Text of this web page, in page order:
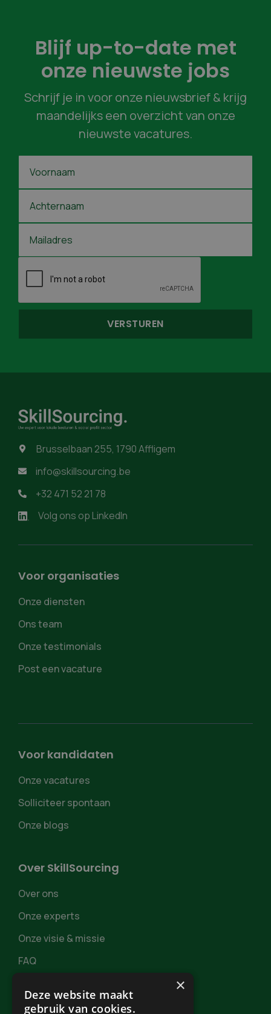
Blijf up-to-date met
onze nieuwste jobs
Schrijf je in voor onze nieuwsbrief & krijg
maandelijks een overzicht van onze
nieuwste vacatures.
 Brusselbaan 255, 1790 Affligem
 info@skillsourcing.be

+32 471 52 21 78
Volg ons op LinkedIn
Voor organisaties
Onze diensten
Ons team
Onze testimonials
Post een vacature
Voor kandidaten
Onze vacatures
Solliciteer spontaan
Onze blogs
Over SkillSourcing
Over ons
Onze experts
Onze visie & missie
FAQ
×
Deze website maakt
gebruik van cookies.